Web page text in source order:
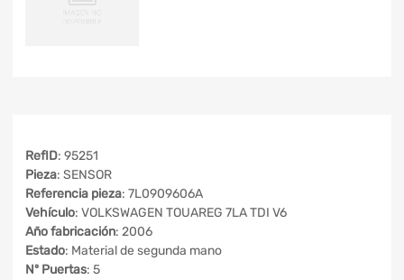
RefID: 95251
Pieza: SENSOR
Referencia pieza: 7L0909606A
Vehículo: VOLKSWAGEN TOUAREG 7LA TDI V6
Año fabricación: 2006
Estado: Material de segunda mano
Nº Puertas: 5